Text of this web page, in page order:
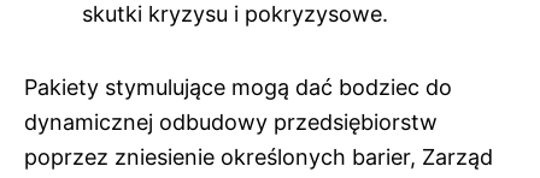
skutki kryzysu i pokryzysowe.
Pakiety stymulujące mogą dać bodziec do
dynamicznej odbudowy przedsiębiorstw
poprzez zniesienie określonych barier, Zarząd